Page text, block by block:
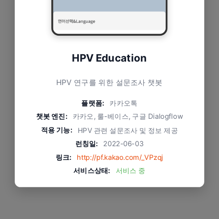
HPV Education
HPV 연구를 위한 설문조사 챗봇
플랫폼: 카카오톡
챗봇 엔진: 카카오, 룰-베이스, 구글 Dialogflow
적용 기능:
HPV 관련 설문조사 및 정보 제공
런칭일:
2022-06-03
링크:
http://pf.kakao.com/_VPzqj
서비스상태:
서비스 중